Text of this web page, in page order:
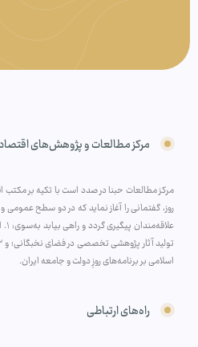
مرکز مطالعات و پژوهش‌های
مرکز مطالعات حبنا در صدد است با تکیه بر
روز، گفتمانی را آغاز نماید که در دو سطح
اسلامی بر برنامه‌های روزِ دولت و جامعه ایران.
راه‌های ارتباطی